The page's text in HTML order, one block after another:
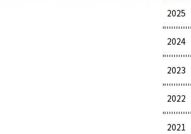
2025
2024
2023
2022
2021